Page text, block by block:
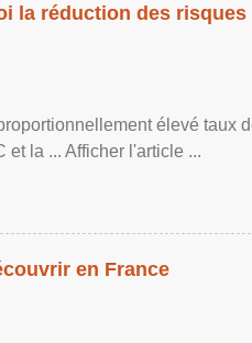
la réduction des risques
élevé taux
et la ... Afficher l'article ...
en France